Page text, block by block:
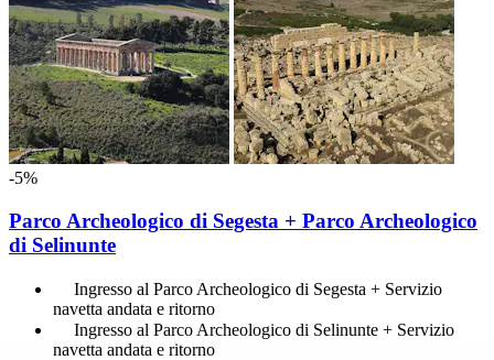
-5%
Parco Archeologico di Segesta + Parco Archeologico
di Selinunte
Ingresso al Parco Archeologico di Segesta + Servizio
navetta andata e ritorno
Ingresso al Parco Archeologico di Selinunte + Servizio
navetta andata e ritorno